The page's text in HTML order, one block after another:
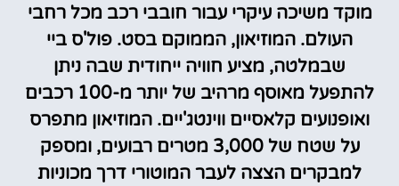
מוקד משיכה עיקרי עבור חובבי רכב מכל רחבי
העולם. המוזיאון, הממוקם בסט. פול'ס ביי
שבמלטה, מציע חוויה ייחודית שבה ניתן
להתפעל מאוסף מרהיב של יותר מ-100 רכבים
ואופנועים קלאסיים ווינטג'יים. המוזיאון מתפרס
על שטח של 3,000 מטרים רבועים, ומספק
למבקרים הצצה לעבר המוטורי דרך מכוניות